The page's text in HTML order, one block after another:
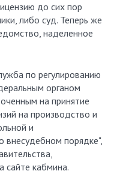
до сих пор
либо суд. Теперь же
наделенное
по регулированию
органом
на принятие
на производство и
и
внесудебном порядке",
сайте кабмина.